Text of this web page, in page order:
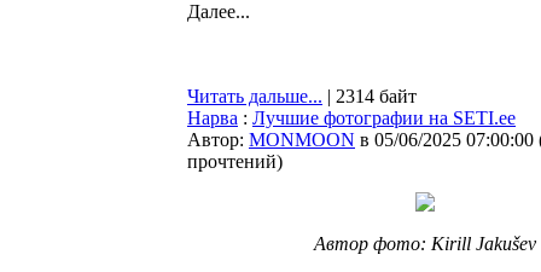
Далее...
Читать дальше... | 2314 байт
Нарва : Лучшие фотографии на SETI.ee
Автор: MONMOON в 05/06/2025 07:00:00
прочтений)
Автор фото: Kirill Jakušev